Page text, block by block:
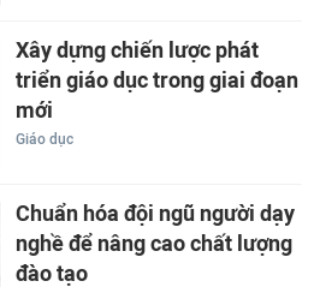
Xây dựng chiến lược phát
triển giáo dục trong giai đoạn
mới
Giáo dục
Chuẩn hóa đội ngũ người dạy
nghề để nâng cao chất lượng
đào tạo